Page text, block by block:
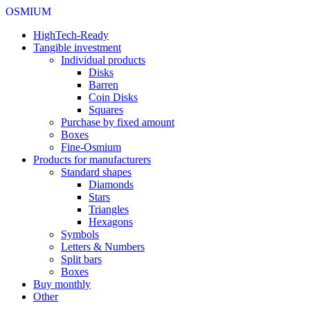
OSMIUM
HighTech-Ready
Tangible investment
Individual products
Disks
Barren
Coin Disks
Squares
Purchase by fixed amount
Boxes
Fine-Osmium
Products for manufacturers
Standard shapes
Diamonds
Stars
Triangles
Hexagons
Symbols
Letters & Numbers
Split bars
Boxes
Buy monthly
Other